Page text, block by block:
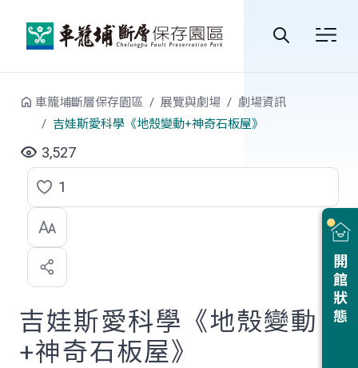
站
開館狀態
車籠埔斷層保存園區 展覽與劇場
劇場資訊
吉娃斯愛科學《地殼變動+神奇石板屋》
3,527
點
選
喜
歡
1
吉娃斯愛科學《地殼變動
+神奇石板屋》